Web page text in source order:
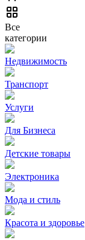
Все
категории
Недвижимость
Транспорт
Услуги
Для Бизнеса
Детские товары
Электроника
Мода и стиль
Красота и здоровье